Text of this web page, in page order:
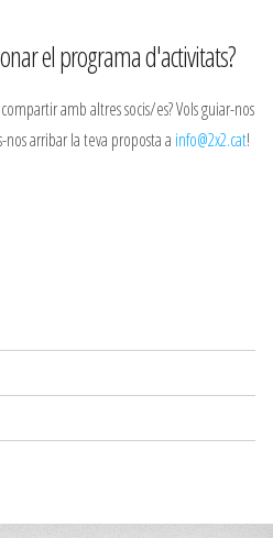
el programa d'activitats?
amb altres socis/es? Vols guiar-nos
arribar la teva proposta a info@2x2.cat!